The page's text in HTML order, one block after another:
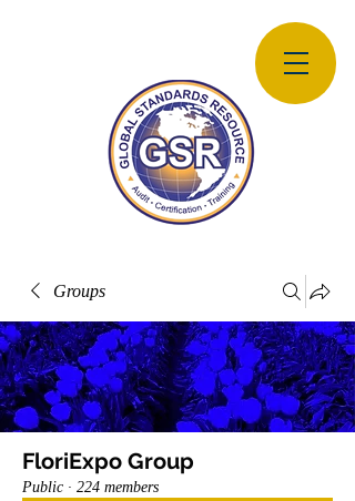
Groups
FloriExpo Group
Public · 224 members